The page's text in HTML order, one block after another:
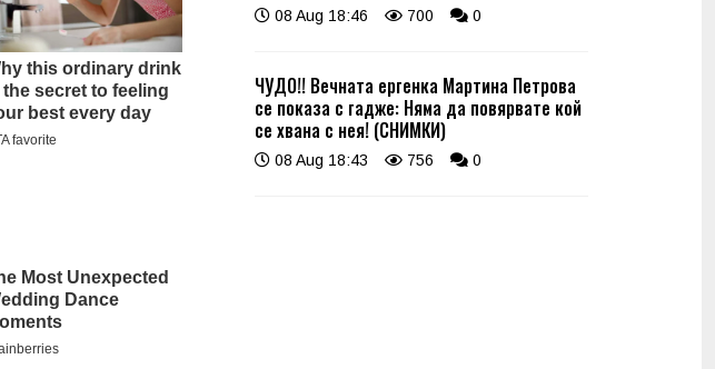
08 Aug 18:46 700 0
ЧУДО!! Вечната ергенка Мартина Петрова
се показа с гадже: Няма да повярвате кой
се хвана с нея! (СНИМКИ)
08 Aug 18:43 756 0